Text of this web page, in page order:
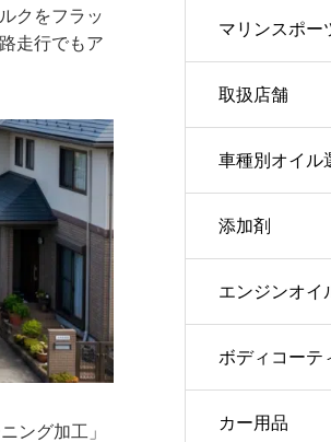
クをフラッ
走行でもア
ング加工」
マリンスポー
取扱店舗
車種別オイル
添加剤
エンジンオイ
ボディコーテ
カー用品